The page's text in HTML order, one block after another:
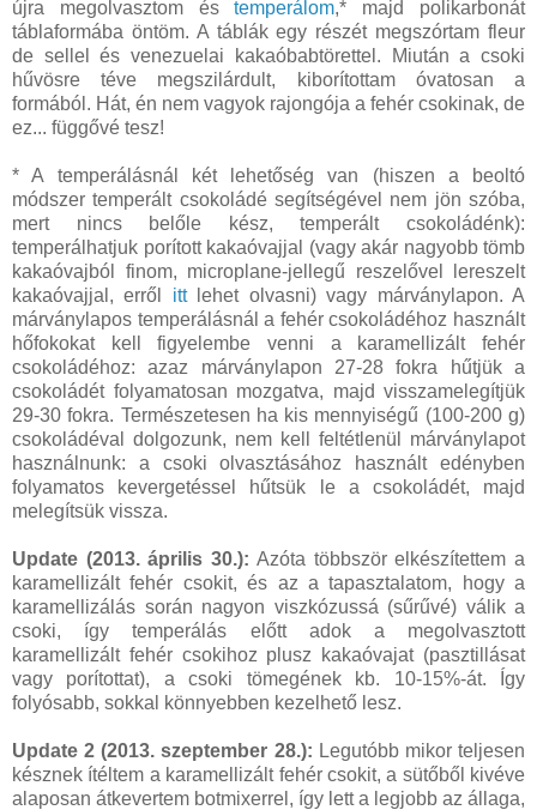
újra megolvasztom éstemperálom,* majd polikarbonát
táblaformába öntöm. A táblák egy részét megszórtam fleur
de sellel és venezuelai kakaóbabtörettel. Miután a csoki
hűvösre téve megszilárdult, kiborítottam óvatosan a
formából. Hát, én nem vagyok rajongója a fehér csokinak, de
ez... függővé tesz!
* A temperálásnál két lehetőség van (hiszen a beoltó
módszer temperált csokoládé segítségével nem jön szóba,
mert nincs belőle kész, temperált csokoládénk):
temperálhatjuk porított kakaóvajjal (vagy akár nagyobb tömb
kakaóvajból finom, microplane-jellegű reszelővel lereszelt
kakaóvajjal, erről ittlehet olvasni) vagy márványlapon. A
márványlapos temperálásnál a fehér csokoládéhoz használt
hőfokokat kell figyelembe venni a karamellizált fehér
csokoládéhoz: azaz márványlapon 27-28 fokra hűtjük a
csokoládét folyamatosan mozgatva, majd visszamelegítjük
29-30 fokra. Természetesen ha kis mennyiségű (100-200 g)
csokoládéval dolgozunk, nem kell feltétlenül márványlapot
használnunk: a csoki olvasztásához használt edényben
folyamatos kevergetéssel hűtsük le a csokoládét, majd
melegítsük vissza.
Update (2013. április 30.): Azóta többször elkészítettem a
karamellizált fehér csokit, és az a tapasztalatom, hogy a
karamellizálás során nagyon viszkózussá (sűrűvé) válik a
csoki, így temperálás előtt adok a megolvasztott
karamellizált fehér csokihoz plusz kakaóvajat (pasztillásat
vagy porítottat), a csoki tömegének kb. 10-15%-át. Így
folyósabb, sokkal könnyebben kezelhető lesz.
Update 2 (2013. szeptember 28.): Legutóbb mikor teljesen
késznek ítéltem a karamellizált fehér csokit, a sütőből kivéve
alaposan átkevertem botmixerrel, így lett a legjobb az állaga,